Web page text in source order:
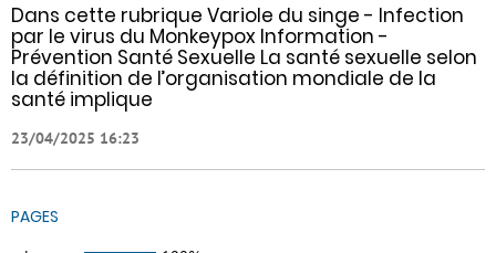
Dans cette rubrique Variole du singe - Infection
par le virus du Monkeypox Information -
Prévention Santé Sexuelle La santé sexuelle selon
la définition de l’organisation mondiale de la
santé implique
23/04/2025 16:23
PAGES